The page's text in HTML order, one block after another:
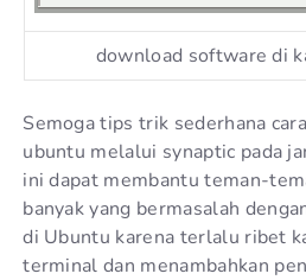
download software di
Semoga tips trik sederhana
ubuntu melalui synaptic pada
ini dapat membantu teman-
banyak yang bermasalah
di Ubuntu karena terlalu ribet
terminal dan menambahkan